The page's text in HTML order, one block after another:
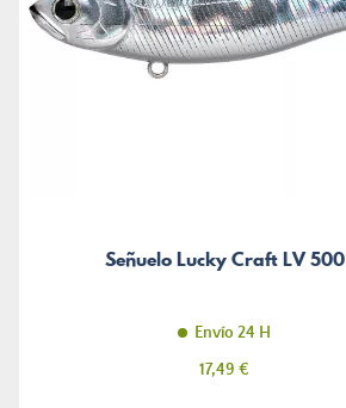
Señuelo Lucky Craft LV 500
Envío 24 H
Precio
17,49 €